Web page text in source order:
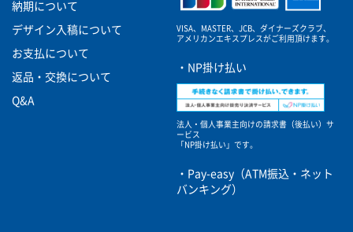
納期について
デザイン入稿について
お支払について
返品・交換について
Q&A
VISA、MASTER、JCB、ダイナーズクラブ、
アメリカンエキスプレスがご利用頂けます。
・NP掛け払い
法人・個人事業主向けの請求書（後払い）サ
ービス
「NP掛け払い」です。
・Pay-easy（ATM振込・ネット
バンキング）